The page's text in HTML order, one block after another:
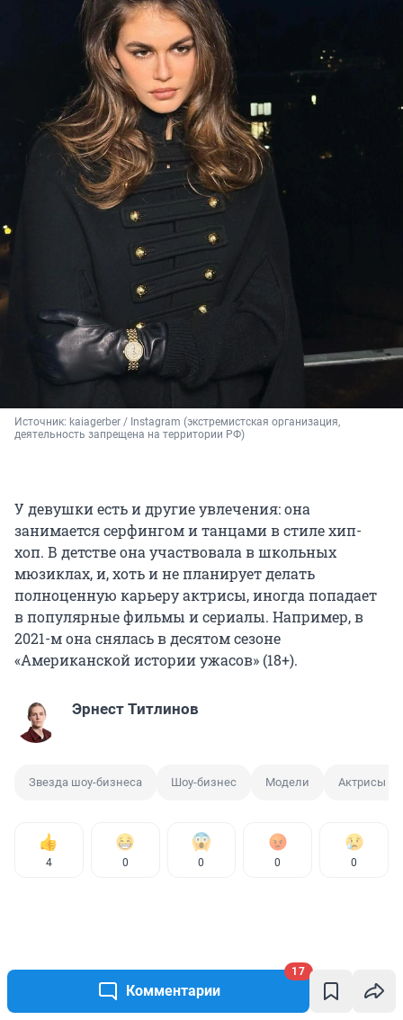
Комментарии
17
Источник: kaiagerber / Instagram (экстремистская организация,
деятельность запрещена на территории РФ)
У девушки есть и другие увлечения: она
занимается серфингом и танцами в стиле хип-
хоп. В детстве она участвовала в школьных
мюзиклах, и, хоть и не планирует делать
полноценную карьеру актрисы, иногда попадает
в популярные фильмы и сериалы. Например, в
2021-м она снялась в десятом сезоне
«Американской истории ужасов» (18+).
Эрнест Титлинов
Звезда шоу-бизнеса Шоу-бизнес Модели Актрисы
4 0 0 0 0